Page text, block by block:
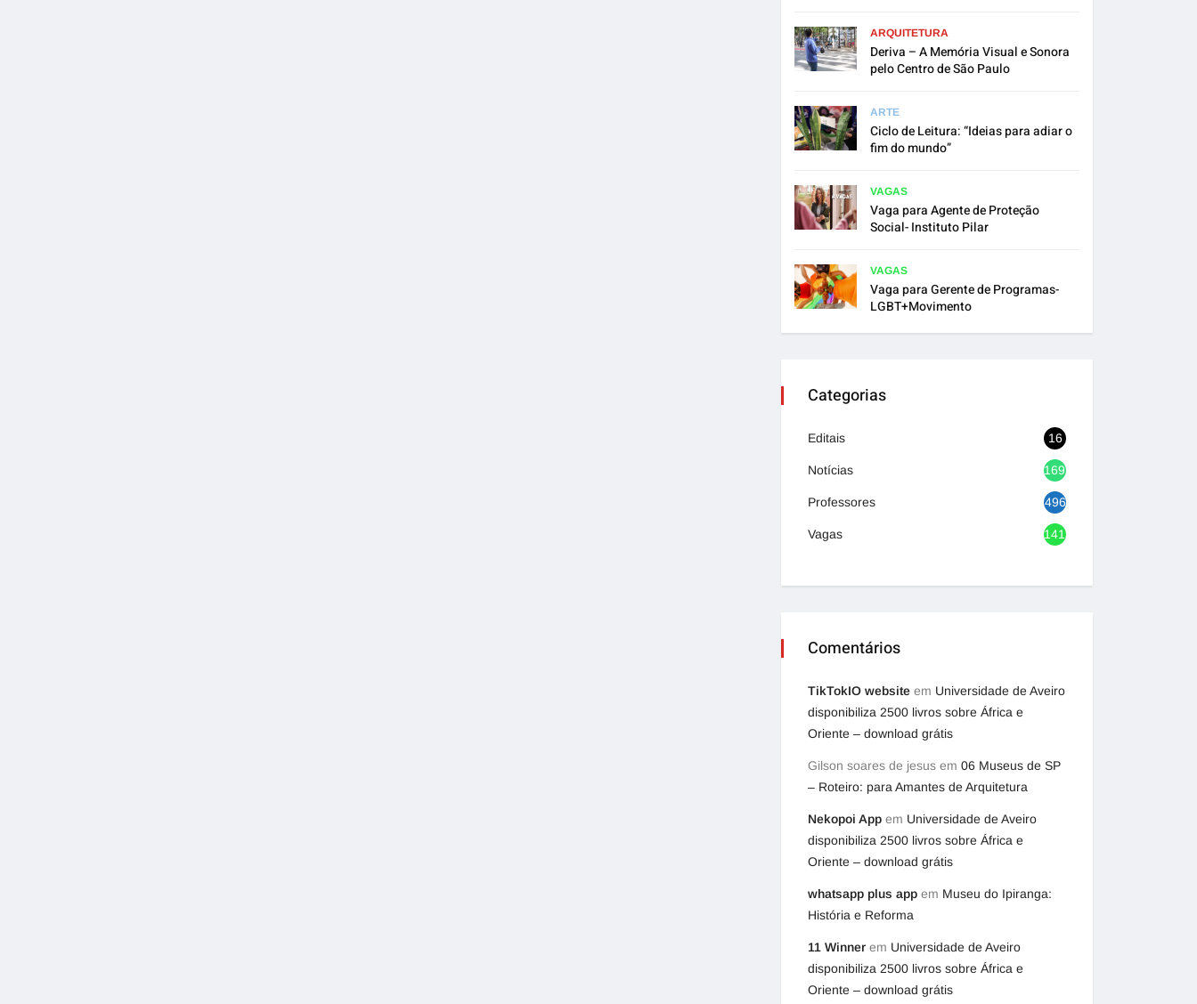
ARQUITETURA
Deriva – A Memória Visual e Sonora
pelo Centro de São Paulo
ARTE
Ciclo de Leitura: “Ideias para adiar o
fim do mundo”
VAGAS
Vaga para Agente de Proteção
Social- Instituto Pilar
VAGAS
Vaga para Gerente de Programas-
LGBT+Movimento
Categorias
Editais 16
Notícias 1692
Professores 496
Vagas 1417
Comentários
TikTokIO website em Universidade de Aveiro
disponibiliza 2500 livros sobre África e
Oriente – download grátis
Gilson soares de jesus em 06 Museus de SP
– Roteiro: para Amantes de Arquitetura
Nekopoi App em Universidade de Aveiro
disponibiliza 2500 livros sobre África e
Oriente – download grátis
whatsapp plus app em Museu do Ipiranga:
História e Reforma
11 Winner em Universidade de Aveiro
disponibiliza 2500 livros sobre África e
Oriente – download grátis